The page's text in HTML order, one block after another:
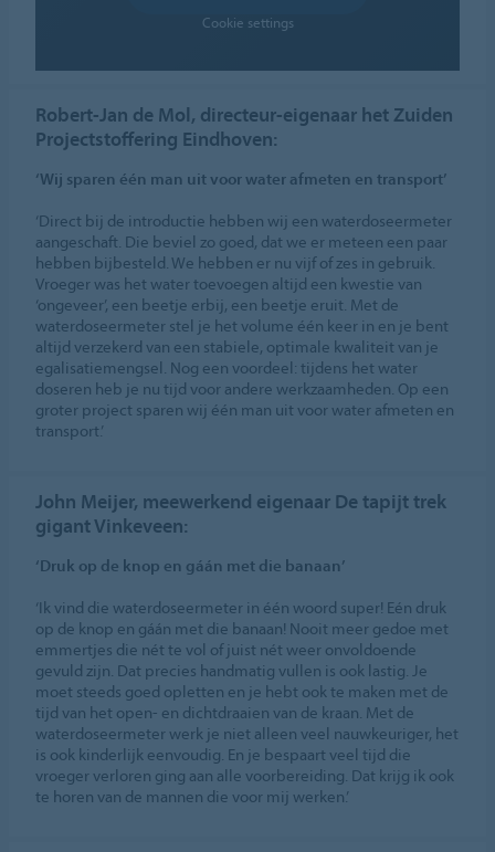
Cookie settings
Robert-Jan de Mol, directeur-eigenaar het Zuiden
Projectstoffering Eindhoven:
‘Wij sparen één man uit voor water afmeten en transport’
‘Direct bij de introductie hebben wij een waterdoseermeter
aangeschaft. Die beviel zo goed, dat we er meteen een paar
hebben bijbesteld. We hebben er nu vijf of zes in gebruik.
Vroeger was het water toevoegen altijd een kwestie van
‘ongeveer’, een beetje erbij, een beetje eruit. Met de
waterdoseermeter stel je het volume één keer in en je bent
altijd verzekerd van een stabiele, optimale kwaliteit van je
egalisatiemengsel. Nog een voordeel: tijdens het water
doseren heb je nu tijd voor andere werkzaamheden. Op een
groter project sparen wij één man uit voor water afmeten en
transport.’
John Meijer, meewerkend eigenaar De tapijt trek
gigant Vinkeveen:
‘Druk op de knop en gáán met die banaan’
‘Ik vind die waterdoseermeter in één woord super! Eén druk
op de knop en gáán met die banaan! Nooit meer gedoe met
emmertjes die nét te vol of juist nét weer onvoldoende
gevuld zijn. Dat precies handmatig vullen is ook lastig. Je
moet steeds goed opletten en je hebt ook te maken met de
tijd van het open- en dichtdraaien van de kraan. Met de
waterdoseermeter werk je niet alleen veel nauwkeuriger, het
is ook kinderlijk eenvoudig. En je bespaart veel tijd die
vroeger verloren ging aan alle voorbereiding. Dat krijg ik ook
te horen van de mannen die voor mij werken.’